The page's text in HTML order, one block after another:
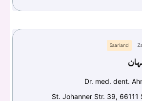
Saarland
Dr. med. dent.
St. Johanner Str. 39, 66111